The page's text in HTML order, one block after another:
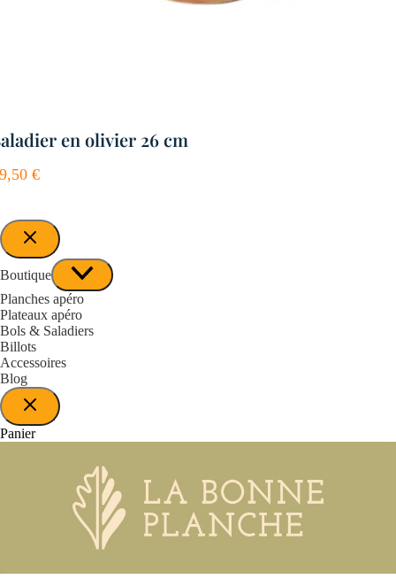
en olivier 26 cm
€
Boutique
Planches apéro
Plateaux apéro
Bols & Saladiers
Billots
Accessoires
Blog
Panier